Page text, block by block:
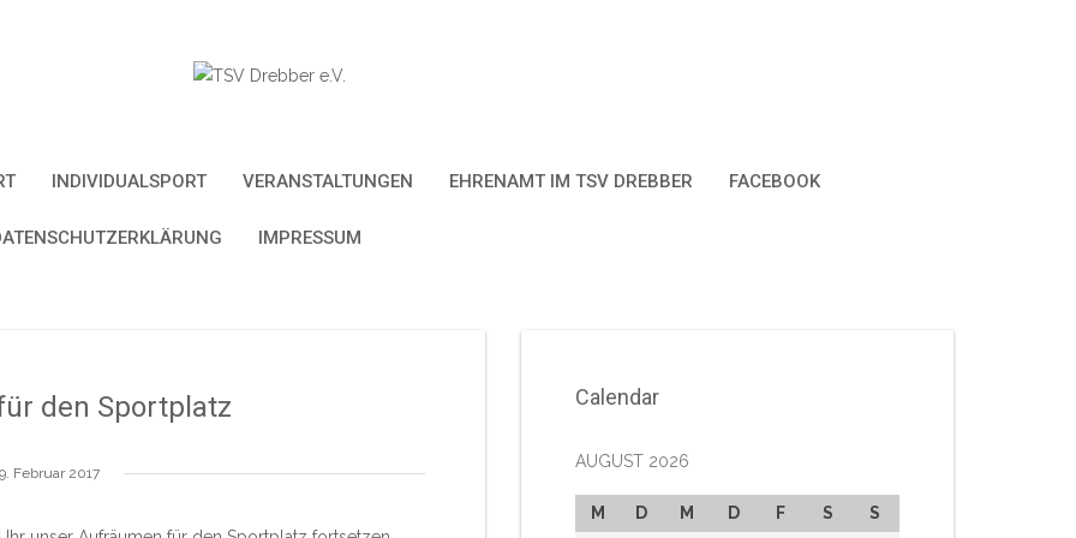
INDIVIDUALSPORT VERANSTALTUNGEN EHRENAMT IM TSV DREBBER FACEBOOK
IMPRESSUM
den Sportplatz
Februar 2017
Calendar
AUGUST 2026
M D M D F S
S